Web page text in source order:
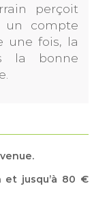
perçoit
compte
une fois, la
la bonne
et jusqu’à 80 €